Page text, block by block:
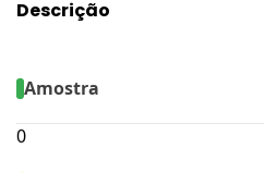
Descrição
Amostra
0